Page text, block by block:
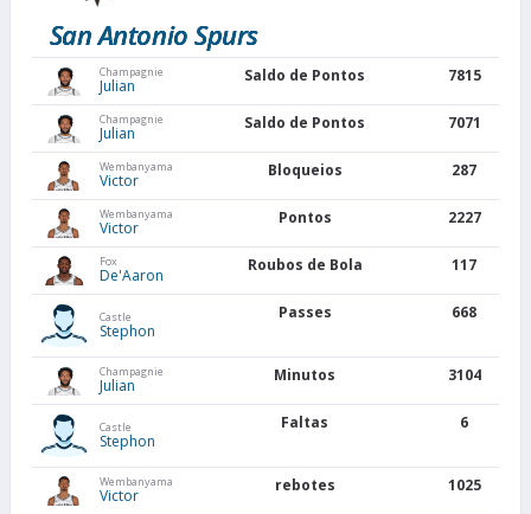
San Antonio Spurs
Champagnie
Julian
Saldo de Pontos 7815
Champagnie
Julian
Saldo de Pontos 7071
Wembanyama
Victor
Bloqueios 287
Wembanyama
Victor
Pontos 2227
Fox
De'Aaron
Roubos de Bola 117
Castle
Stephon
Passes 668
Champagnie
Julian
Minutos 3104
Castle
Stephon
Faltas 6
Wembanyama
Victor
rebotes 1025